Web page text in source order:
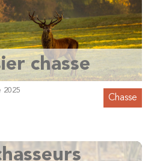
chasse
2025
Chasse